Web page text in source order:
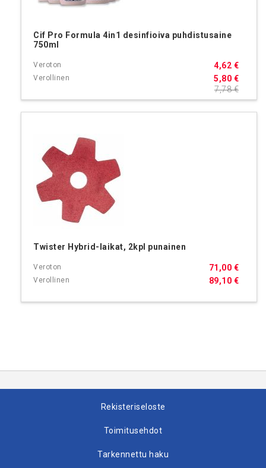
Cif Pro Formula 4in1 desinfioiva puhdistusaine
750ml
5,80 €
4,62 €
7,78 €
Twister Hybrid-laikat, 2kpl punainen
89,10 €
71,00 €
Rekisteriseloste
Toimitusehdot
Tarkennettu haku